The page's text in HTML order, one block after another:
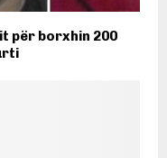
për borxhin 200